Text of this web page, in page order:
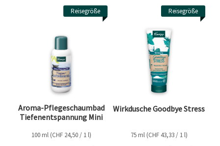
Reisegröße
Aroma-Pflegeschaumbad
Tiefenentspannung Mini
100 ml (CHF 24,50 / 1 l)
Reisegröße
Wirkdusche Goodbye Stress
75 ml (CHF 43,33 / 1 l)